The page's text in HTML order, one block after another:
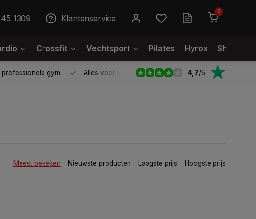
1309 Klantenservice
0
Crossfit Vechtsport Pilates Hyrox
gym Alles voor jouw gym op één plek Voor 95%
4,7/5
Meest bekeken Nieuwste producten Laagste prijs Hoogste prijs